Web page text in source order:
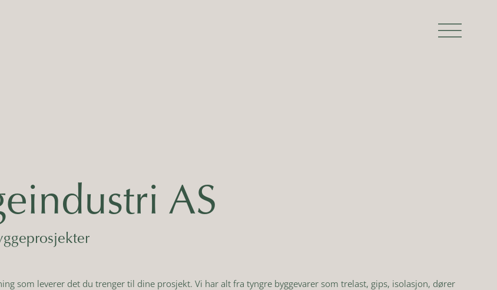
AS
som leverer det du trenger til dine prosjekt. Vi har alt fra tyngre byggevarer som trelast, gips, isolasjon, dører